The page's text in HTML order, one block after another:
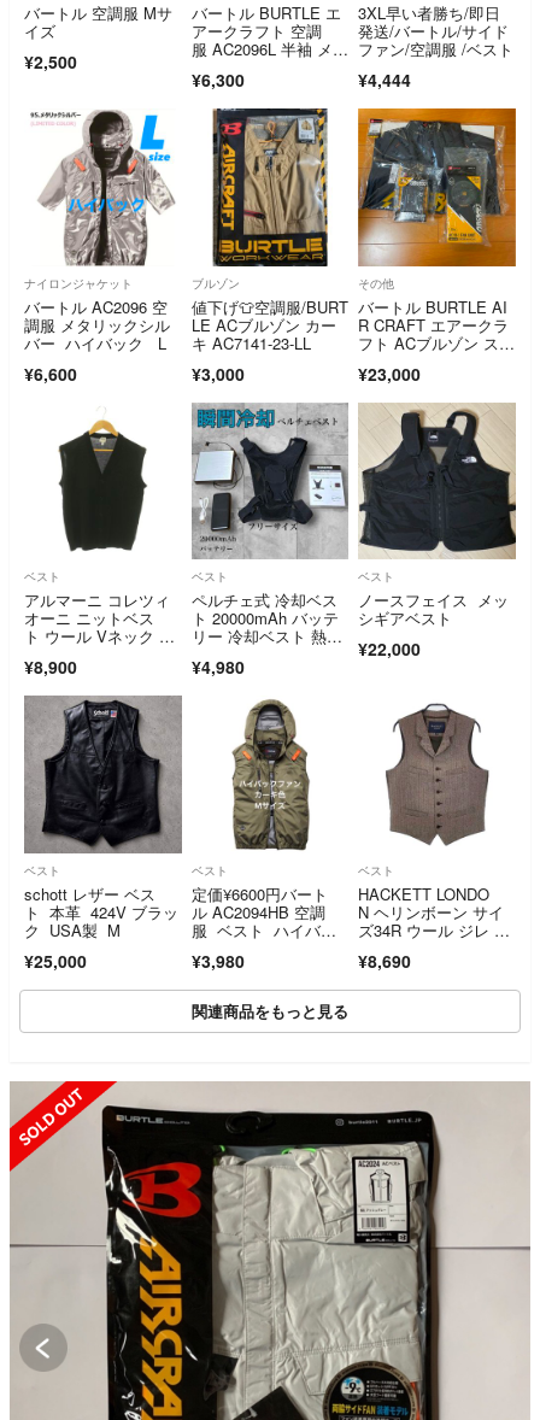
バートル 空調服 Mサ
イズ
¥2,500
バートル BURTLE エ
アークラフト 空調
服 AC2096L 半袖 メタ
ズ
¥6,300
3XL早い者勝ち/即日
発送/バートル/サイド
ファン/空調服 /ベスト
¥4,444
ナイロンジャケット
バートル AC2096 空
調服 メタリックシル
バー ハイバック L
¥6,600
ブルゾン
値下げ👕空調服/BURT
LE ACブルゾン カー
キ AC7141-23-LL
¥3,000
その他
バートル BURTLE AI
R CRAFT エアークラ
フト ACブルゾン スト
ニット バッテリー
¥23,000
ベスト
アルマーニ コレツィ
オーニ ニットベス
ト ウール Vネック ロ
¥8,900
ベスト
ペルチェ式 冷却ベス
ト 20000mAh バッテ
リー 冷却ベスト 熱中
¥4,980
ベスト
ノースフェイス メッ
シギアベスト
¥22,000
ベスト
schott レザー ベス
ト 本革 424V ブラッ
ク USA製 M
¥25,000
ベスト
定価¥6600円バート
ル AC2094HB 空調
服 ベスト ハイバッ
¥3,980
ベスト
HACKETT LONDO
N ヘリンボーン サイ
ズ34R ウール ジレ ベ
ズ ハケットロンドン
【中古】6-0719T∞
¥8,690
関連商品をもっと見る